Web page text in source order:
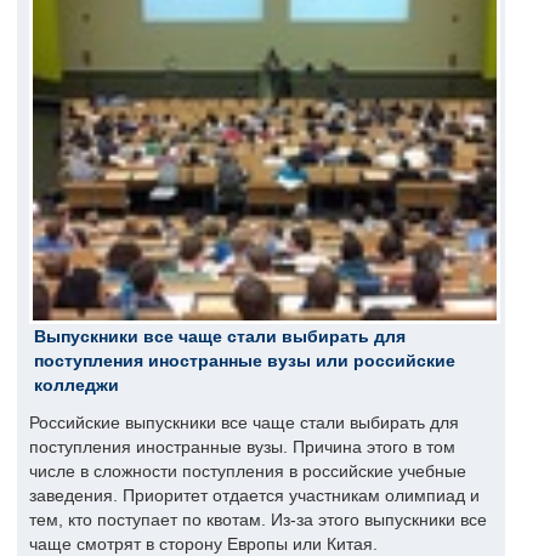
Выпускники все чаще стали выбирать для
поступления иностранные вузы или российские
колледжи
Российские выпускники все чаще стали выбирать для
поступления иностранные вузы. Причина этого в том
числе в сложности поступления в российские учебные
заведения. Приоритет отдается участникам олимпиад и
тем, кто поступает по квотам. Из-за этого выпускники все
чаще смотрят в сторону Европы или Китая.